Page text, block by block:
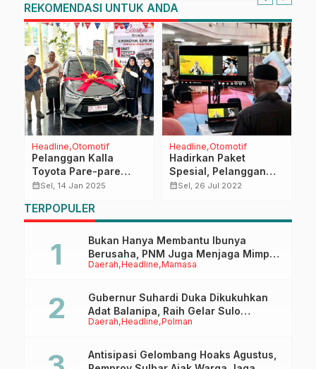
REKOMENDASI UNTUK ANDA
Headline Otomotif
Pelanggan Kalla
Toyota Pare-pare
Berhasil Membawa
Toyota Agya
calendar_monthSel, 14 Jan 2025
Headline Otomotif
Hadirkan Paket
Spesial, Pelanggan
Kalla Toyota dari
calendar_monthSel, 26 Jul 2022
TERPOPULER
Daerah Headline Mamasa
Bukan Hanya Membantu Ibunya
Berusaha, PNM Juga Menjaga Mimpi
Anaknya Untuk Menggapai Cita-Cita
Daerah Headline Polman
Gubernur Suhardi Duka Dikukuhkan
Adat Balanipa, Raih Gelar Sulo
Tappidena
Antisipasi Gelombang Hoaks Agustus,